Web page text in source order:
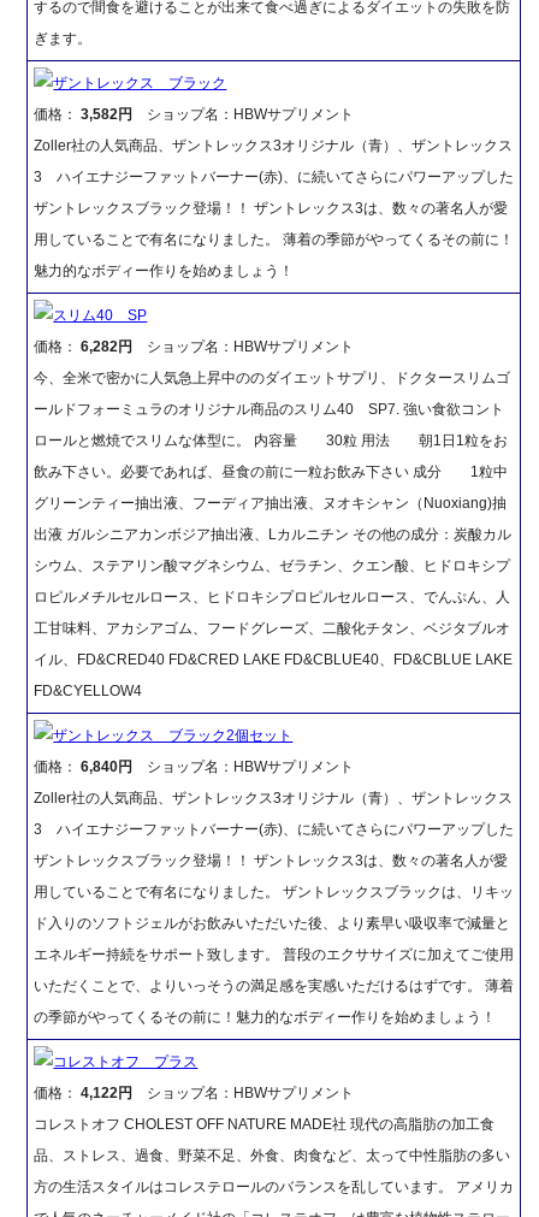
するので間食を避けることが出来て食べ過ぎによるダイエットの失敗を防
ぎます。
ザントレックス ブラック
価格：3,582円
ショップ名：HBWサプリメント
Zoller社の人気商品、ザントレックス3オリジナル（青）、ザントレックス
3 ハイエナジーファットバーナー(赤)、に続いてさらにパワーアップした
ザントレックスブラック登場！！ ザントレックス3は、数々の著名人が愛
用していることで有名になりました。 薄着の季節がやってくるその前に！
魅力的なボディー作りを始めましょう！
スリム40 SP
価格：6,282円
ショップ名：HBWサプリメント
今、全米で密かに人気急上昇中ののダイエットサプリ、ドクタースリムゴ
ールドフォーミュラのオリジナル商品のスリム40 SP7. 強い食欲コント
ロールと燃焼でスリムな体型に。 内容量 30粒 用法 朝1日1粒をお
飲み下さい。必要であれば、昼食の前に一粒お飲み下さい 成分 1粒中
グリーンティー抽出液、フーディア抽出液、ヌオキシャン（Nuoxiang)抽
出液 ガルシニアカンボジア抽出液、Lカルニチン その他の成分：炭酸カル
シウム、ステアリン酸マグネシウム、ゼラチン、クエン酸、ヒドロキシプ
ロピルメチルセルロース、ヒドロキシプロピルセルロース、でんぷん、人
工甘味料、アカシアゴム、フードグレーズ、二酸化チタン、ベジタブルオ
イル、FD&CRED40 FD&CRED LAKE FD&CBLUE40、FD&CBLUE LAKE
FD&CYELLOW4
ザントレックス ブラック2個セット
価格：6,840円
ショップ名：HBWサプリメント
Zoller社の人気商品、ザントレックス3オリジナル（青）、ザントレックス
3 ハイエナジーファットバーナー(赤)、に続いてさらにパワーアップした
ザントレックスブラック登場！！ ザントレックス3は、数々の著名人が愛
用していることで有名になりました。 ザントレックスブラックは、リキッ
ド入りのソフトジェルがお飲みいただいた後、より素早い吸収率で減量と
エネルギー持続をサポート致します。 普段のエクササイズに加えてご使用
いただくことで、よりいっそうの満足感を実感いただけるはずです。 薄着
の季節がやってくるその前に！魅力的なボディー作りを始めましょう！
コレストオフ プラス
価格：4,122円
ショップ名：HBWサプリメント
コレストオフ CHOLEST OFF NATURE MADE社 現代の高脂肪の加工食
品、ストレス、過食、野菜不足、外食、肉食など、太って中性脂肪の多い
方の生活スタイルはコレステロールのバランスを乱しています。 アメリカ